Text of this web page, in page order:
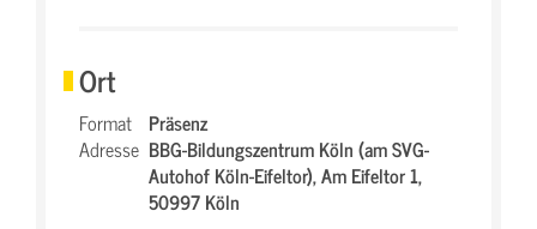
Ort
Format Präsenz
Adresse BBG-Bildungszentrum Köln (am SVG-
Autohof Köln-Eifeltor),Am Eifeltor 1,
50997 Köln